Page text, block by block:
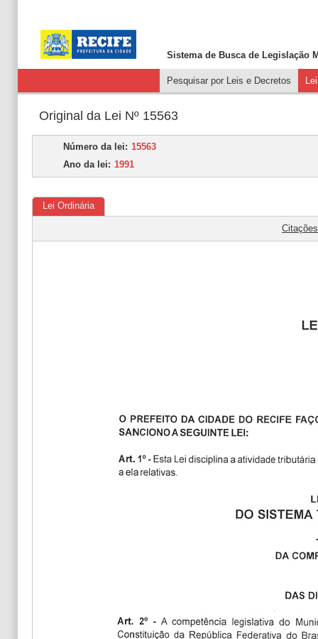
Sistema de Busca de Legislação
Pesquisar por Leis e Decretos
Original da Lei Nº 15563
Número da lei: 15563
Ano da lei: 1991
Lei Ordinária
Citações